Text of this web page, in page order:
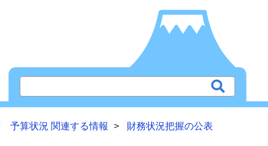
予算状況 関連する情報 財務状況把握の公表